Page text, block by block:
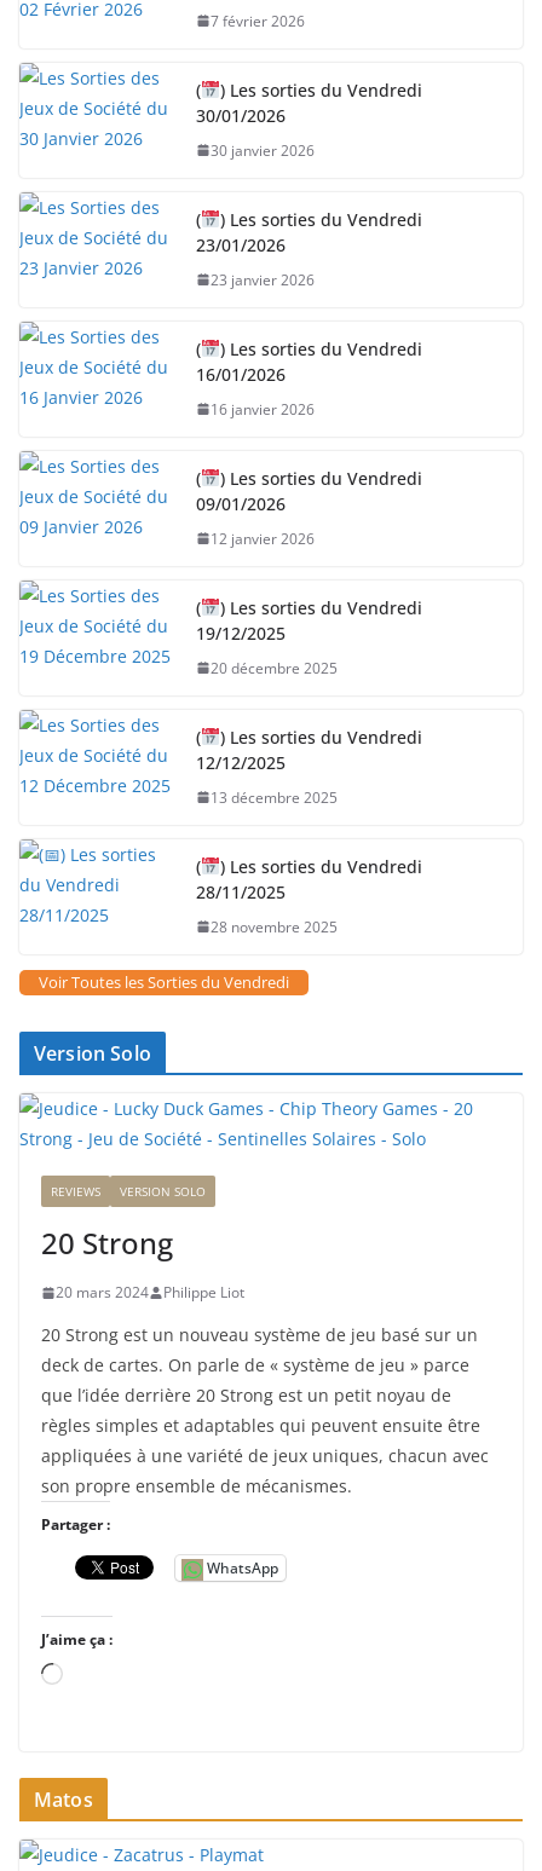
…
7 février 2026
(
) Les sorties du Vendredi
30/01/2026
30 janvier 2026
(
) Les sorties du Vendredi
23/01/2026
23 janvier 2026
(
) Les sorties du Vendredi
16/01/2026
16 janvier 2026
(
) Les sorties du Vendredi
09/01/2026
12 janvier 2026
(
) Les sorties du Vendredi
19/12/2025
20 décembre 2025
(
) Les sorties du Vendredi
12/12/2025
13 décembre 2025
(
) Les sorties du Vendredi
28/11/2025
28 novembre 2025
Voir Toutes les Sorties du Vendredi
Version Solo
REVIEWS VERSION SOLO
20 Strong
20 mars 2024 Philippe Liot
20 Strong est un nouveau système de jeu basé sur un
deck de cartes. On parle de « système de jeu » parce
que l’idée derrière 20 Strong est un petit noyau de
règles simples et adaptables qui peuvent ensuite être
appliquées à une variété de jeux uniques, chacun avec
son propre ensemble de mécanismes.
Partager :
WhatsApp
J’aime ça :
C
g
e
m
Matos